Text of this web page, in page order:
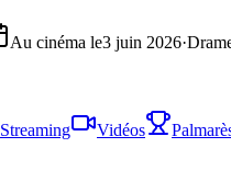
Au cinéma le3 juin 2026·
Streaming Vidéos